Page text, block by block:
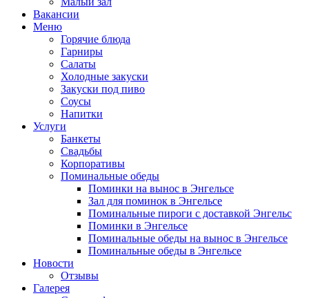
Вакансии
Меню
Горячие блюда
Гарниры
Салаты
Холодные закуски
Закуски под пиво
Соусы
Напитки
Услуги
Банкеты
Свадьбы
Корпоративы
Поминальные обеды
Поминки на вынос в Энгельсе
Зал для поминок в Энгельсе
Поминальные пироги с доставкой Энгельс
Поминки в Энгельсе
Поминальные обеды на вынос в Энгельсе
Поминальные обеды в Энгельсе
Новости
Отзывы
Галерея